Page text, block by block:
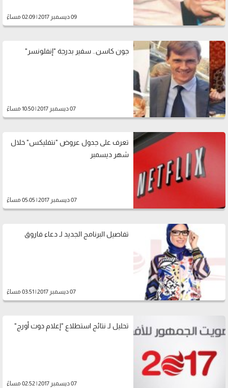
09 ديسمبر 2017 | 02:09 مساءً
جون كاسن.. سفير بدرجة "إنفلونسر"
07 ديسمبر 2017 | 10:50 مساءً
تعرف على جدول عروض "نتفليكس" خلال
شهر ديسمبر
07 ديسمبر 2017 | 05:05 مساءً
تفاصيل البرنامج الجديد لـ دعاء فاروق
07 ديسمبر 2017 | 03:51 مساءً
تحليل لـ نتائج استطلاع "إعلام دوت أورج"
07 ديسمبر 2017 | 02:52 مساءً